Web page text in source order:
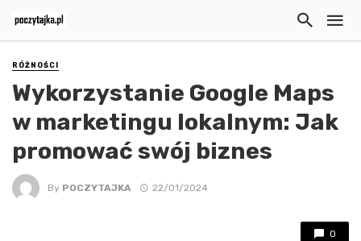
RÓŻNOŚCI
Wykorzystanie Google Maps
w marketingu lokalnym: Jak
promować swój biznes
By POCZYTAJKA 22/01/2024
0